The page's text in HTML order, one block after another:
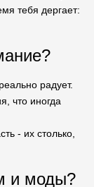
тебя дергает:
радует.
что иногда
- их столько,
и моды?